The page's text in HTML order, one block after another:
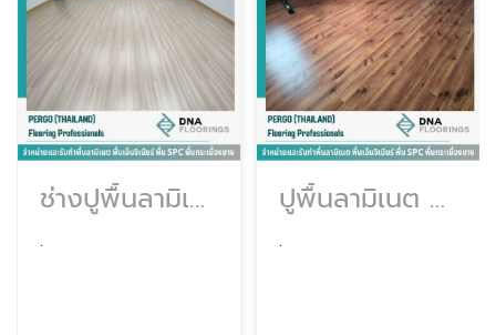
ช่างปูพื้นลามิเนต
.
ปูพื้นลามิเนต กรุงเทพ
.